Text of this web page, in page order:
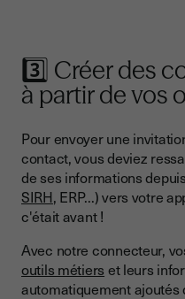
3️⃣ Créer des
à partir de vos
Pour envoyer une
contact, vous deviez
de ses informations
SIRH, ERP...) vers votre
c'était avant !
Avec notre connecteur,
outils métiers et leurs
automatiquement ajoutés